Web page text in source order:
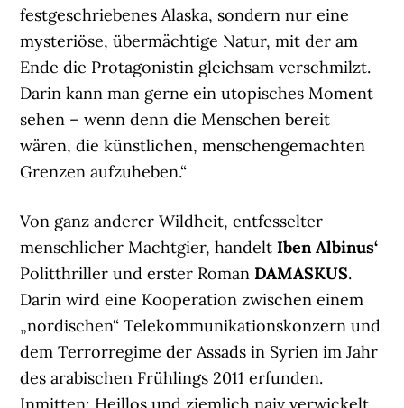
festgeschriebenes Alaska, sondern nur eine
mysteriöse, übermächtige Natur, mit der am
Ende die Protagonistin gleichsam verschmilzt.
Darin kann man gerne ein utopisches Moment
sehen – wenn denn die Menschen bereit
wären, die künstlichen, menschengemachten
Grenzen aufzuheben.“
Von ganz anderer Wildheit, entfesselter
menschlicher Machtgier, handelt Iben Albinus‘
Politthriller und erster Roman DAMASKUS.
Darin wird eine Kooperation zwischen einem
„nordischen“ Telekommunikationskonzern und
dem Terrorregime der Assads in Syrien im Jahr
des arabischen Frühlings 2011 erfunden.
Inmitten: Heillos und ziemlich naiv verwickelt